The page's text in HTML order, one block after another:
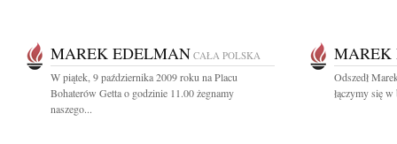
MAREK EDELMAN CAŁA POLSKA
W piątek, 9 października 2009 roku na Placu
Bohaterów Getta o godzinie 11.00 żegnamy
naszego...
MAREK
Odszedł
łączymy się